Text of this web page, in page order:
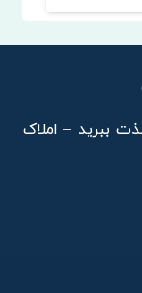
ببرید – املاک